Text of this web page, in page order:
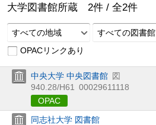
大学図書館所蔵 2件 / 全2件
すべての地域
すべての図書館
OPACリンクあり
中央大学 中央図書館 図
940.28/H61
00029611118
OPAC
同志社大学 図書館